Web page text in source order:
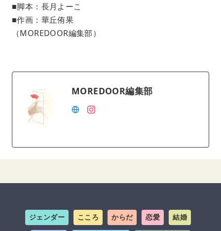
■脚本：長月よーこ
■作画：華丘侑果
（MOREDOOR編集部）
MOREDOOR編集部
ジェンダー こころ からだ 恋愛 結婚